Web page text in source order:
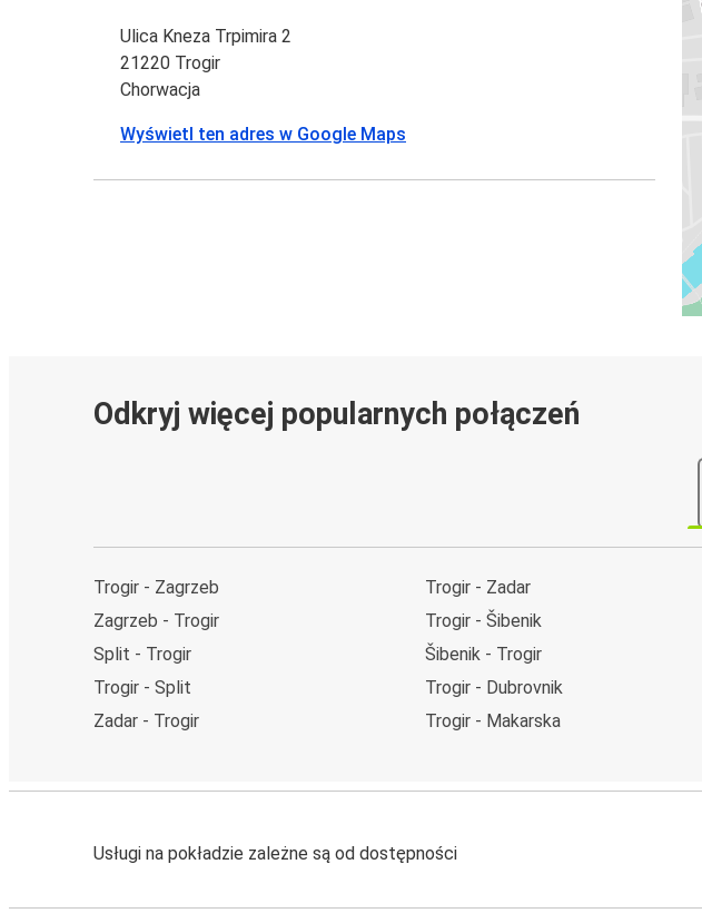
Ulica Kneza Trpimira 2
21220 Trogir
Chorwacja
Wyświetl ten adres w Google Maps
Odkryj więcej popularnych połączeń
Trogir - Zagrzeb
Zagrzeb - Trogir
Split - Trogir
Trogir - Split
Zadar - Trogir
Trogir - Zadar
Trogir - Šibenik
Šibenik - Trogir
Trogir - Dubrovnik
Trogir - Makarska
Usługi na pokładzie zależne są od dostępności